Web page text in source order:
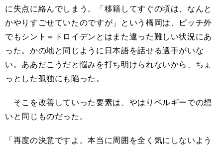
に失点に絡んでしまう。「移籍してすぐの頃は、なんと
かやりすごせていたのですが」という橋岡は、ピッチ外
でもシント＝トロイデンとはまた違った難しい状況にあ
った。かの地と同じように日本語を話せる選手がいな
い。ああだこうだと悩みを打ち明けられないから、ちょ
っとした孤独にも陥った。
そこを改善していった要素は、やはりベルギーでの想
いと同じものだった。
「再度の決意ですよ。本当に周囲を全く気にしないよう